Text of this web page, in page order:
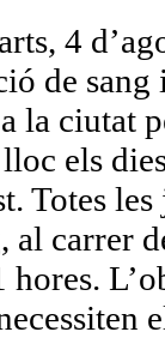
4
de sang
la ciutat
els
Totes
al carrer
hores.